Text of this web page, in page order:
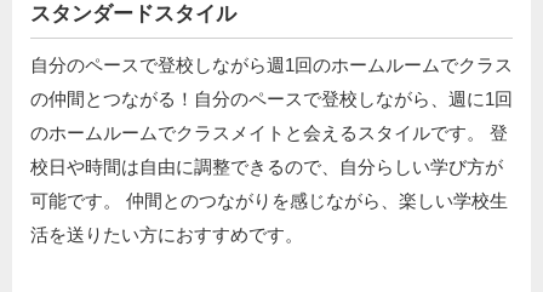
スタンダードスタイル
自分のペースで登校しながら週1回のホームルームでクラス
の仲間とつながる！自分のペースで登校しながら、週に1回
のホームルームでクラスメイトと会えるスタイルです。 登
校日や時間は自由に調整できるので、自分らしい学び方が
可能です。 仲間とのつながりを感じながら、楽しい学校生
活を送りたい方におすすめです。